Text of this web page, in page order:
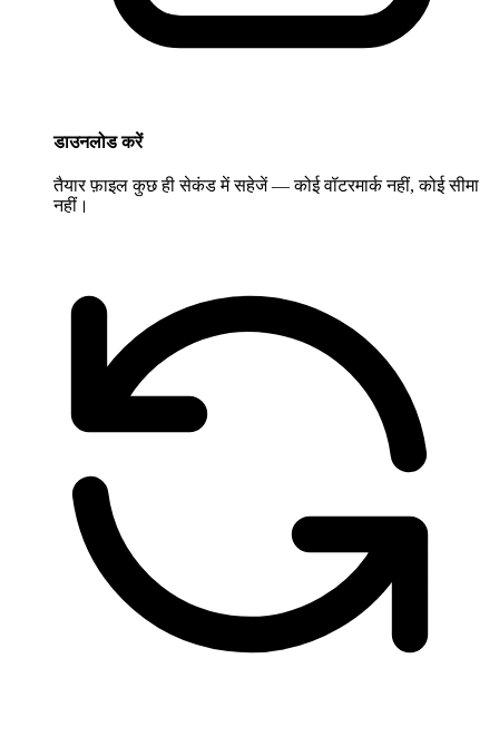
डाउनलोड करें
तैयार फ़ाइल कुछ ही सेकंड में सहेजें — कोई वॉटरमार्क नहीं, कोई सीमा
नहीं।